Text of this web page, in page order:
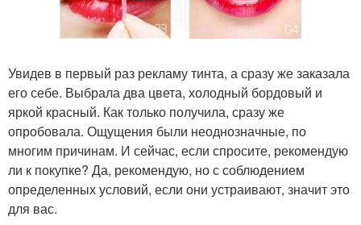
Увидев в первый раз рекламу тинта, а сразу же заказала
его себе. Выбрала два цвета, холодный бордовый и
яркой красный. Как только получила, сразу же
опробовала. Ощущения были неоднозначные, по
многим причинам. И сейчас, если спросите, рекомендую
ли к покупке? Да, рекомендую, но с соблюдением
определенных условий, если они устраивают, значит это
для вас.